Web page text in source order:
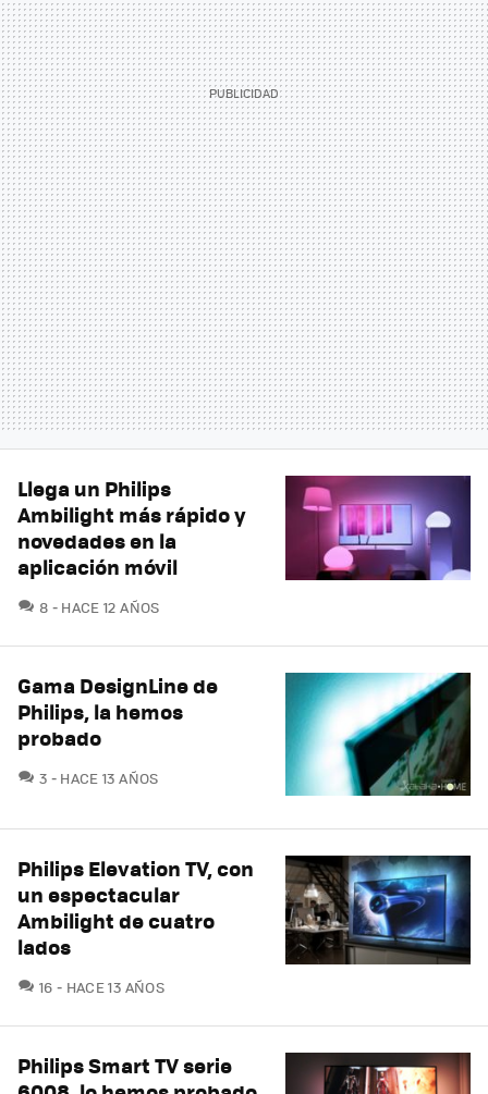
Llega un Philips
Ambilight más rápido y
novedades en la
aplicación móvil
8 COMENTARIOS
HACE 12 AÑOS
Gama DesignLine de
Philips, la hemos
probado
3 COMENTARIOS
HACE 13 AÑOS
Philips Elevation TV, con
un espectacular
Ambilight de cuatro
lados
16 COMENTARIOS
HACE 13 AÑOS
Philips Smart TV serie